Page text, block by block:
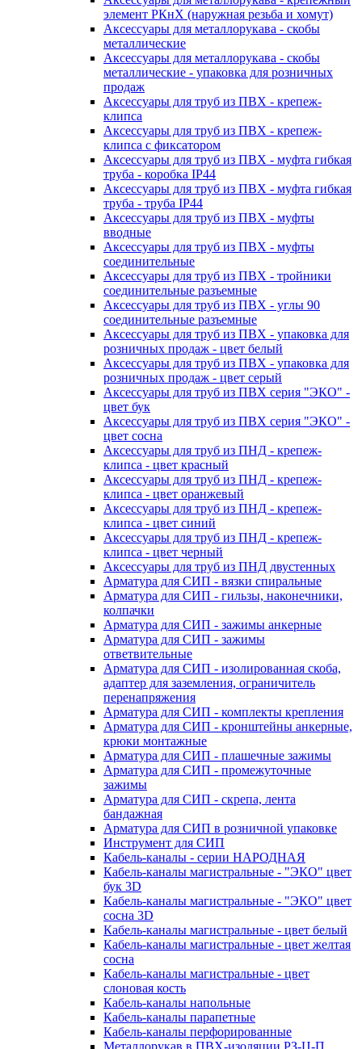
элемент РКнХ (наружная резьба и хомут)
Аксессуары для металлорукава - скобы
металлические
Аксессуары для металлорукава - скобы
металлические - упаковка для розничных
продаж
Аксессуары для труб из ПВХ - крепеж-
клипса
Аксессуары для труб из ПВХ - крепеж-
клипса с фиксатором
Аксессуары для труб из ПВХ - муфта гибкая
труба - коробка IP44
Аксессуары для труб из ПВХ - муфта гибкая
труба - труба IP44
Аксессуары для труб из ПВХ - муфты
вводные
Аксессуары для труб из ПВХ - муфты
соединительные
Аксессуары для труб из ПВХ - тройники
соединительные разъемные
Аксессуары для труб из ПВХ - углы 90
соединительные разъемные
Аксессуары для труб из ПВХ - упаковка для
розничных продаж - цвет белый
Аксессуары для труб из ПВХ - упаковка для
розничных продаж - цвет серый
Аксессуары для труб из ПВХ серия "ЭКО" -
цвет бук
Аксессуары для труб из ПВХ серия "ЭКО" -
цвет сосна
Аксессуары для труб из ПНД - крепеж-
клипса - цвет красный
Аксессуары для труб из ПНД - крепеж-
клипса - цвет оранжевый
Аксессуары для труб из ПНД - крепеж-
клипса - цвет синий
Аксессуары для труб из ПНД - крепеж-
клипса - цвет черный
Аксессуары для труб из ПНД двустенных
Арматура для СИП - вязки спиральные
Арматура для СИП - гильзы, наконечники,
колпачки
Арматура для СИП - зажимы анкерные
Арматура для СИП - зажимы
ответвительные
Арматура для СИП - изолированная скоба,
адаптер для заземления, ограничитель
перенапряжения
Арматура для СИП - комплекты крепления
Арматура для СИП - кронштейны анкерные,
крюки монтажные
Арматура для СИП - плашечные зажимы
Арматура для СИП - промежуточные
зажимы
Арматура для СИП - скрепа, лента
бандажная
Арматура для СИП в розничной упаковке
Инструмент для СИП
Кабель-каналы - серии НАРОДНАЯ
Кабель-каналы магистральные - "ЭКО" цвет
бук 3D
Кабель-каналы магистральные - "ЭКО" цвет
сосна 3D
Кабель-каналы магистральные - цвет белый
Кабель-каналы магистральные - цвет желтая
сосна
Кабель-каналы магистральные - цвет
слоновая кость
Кабель-каналы напольные
Кабель-каналы парапетные
Кабель-каналы перфорированные
Металлорукав в ПВХ-изоляции РЗ-Ц-П